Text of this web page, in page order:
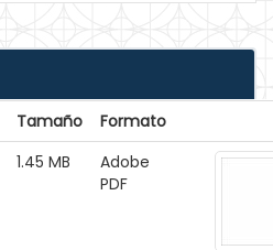
Tamaño
Formato
1.45 MB
Adobe
PDF